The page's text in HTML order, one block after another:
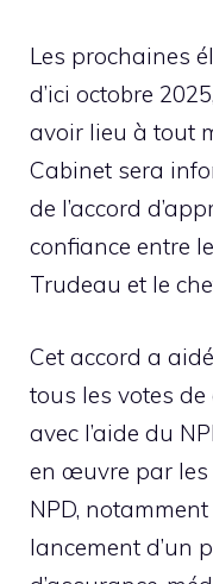
Les prochaines
d’ici octobre
avoir lieu à tout
Cabinet sera
de l’accord
confiance entre
Trudeau et le
Cet accord a
tous les votes
avec l’aide du
en œuvre par les
NPD,
lancement d’un